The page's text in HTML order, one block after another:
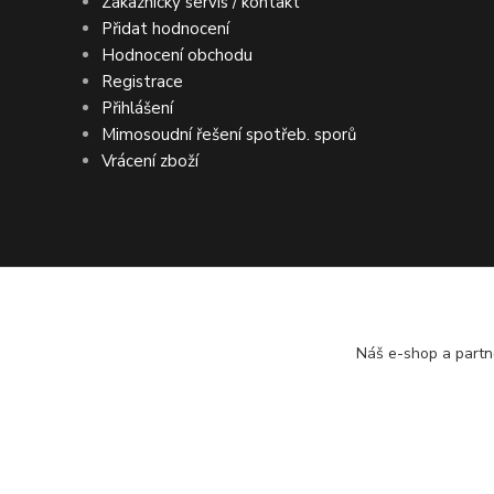
Přidat hodnocení
Hodnocení obchodu
Registrace
Přihlášení
Mimosoudní řešení spotřeb. sporů
Vrácení zboží
DOPRAVA ZDARMA po ČR a SR ●
Náš e-shop a